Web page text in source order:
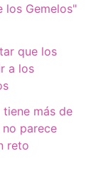
los Gemelos"
que los
a los
más de
parece
reto